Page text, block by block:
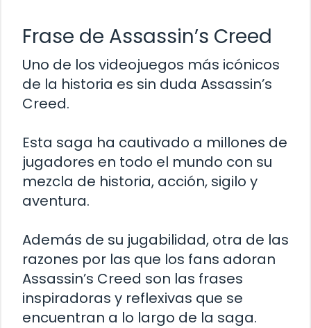
Frase de Assassin’s Creed
Uno de los videojuegos más icónicos
de la historia es sin duda Assassin’s
Creed.
Esta saga ha cautivado a millones de
jugadores en todo el mundo con su
mezcla de historia, acción, sigilo y
aventura.
Además de su jugabilidad, otra de las
razones por las que los fans adoran
Assassin’s Creed son las frases
inspiradoras y reflexivas que se
encuentran a lo largo de la saga.